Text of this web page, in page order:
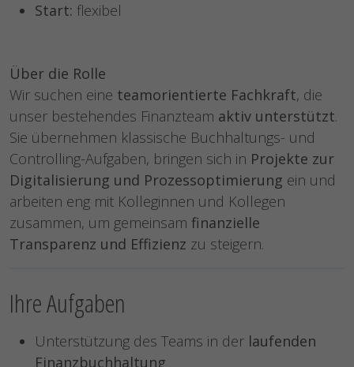
Start: flexibel
Über die Rolle
Wir suchen eine teamorientierte Fachkraft, die
unser bestehendes Finanzteam aktiv unterstützt.
Sie übernehmen klassische Buchhaltungs- und
Controlling-Aufgaben, bringen sich in Projekte zur
Digitalisierung und Prozessoptimierung ein und
arbeiten eng mit Kolleginnen und Kollegen
zusammen, um gemeinsam finanzielle
Transparenz und Effizienz zu steigern.
Ihre Aufgaben
Unterstützung des Teams in der laufenden
Finanzbuchhaltung